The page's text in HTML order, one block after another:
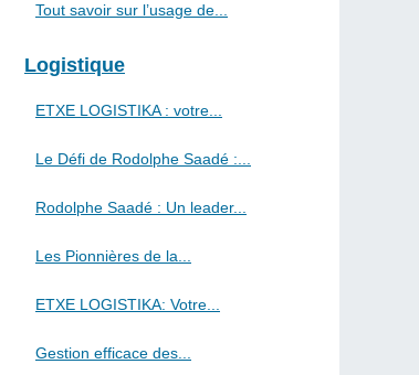
Tout savoir sur l’usage de...
Logistique
ETXE LOGISTIKA : votre...
Le Défi de Rodolphe Saadé :...
Rodolphe Saadé : Un leader...
Les Pionnières de la...
ETXE LOGISTIKA: Votre...
Gestion efficace des...